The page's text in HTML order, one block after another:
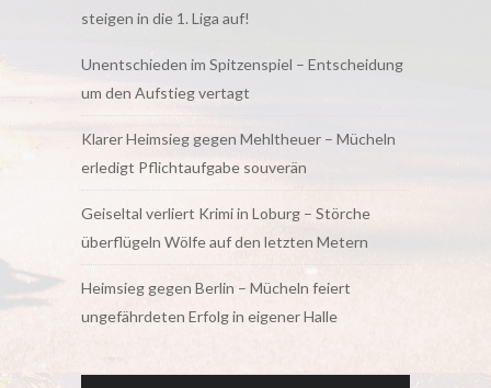
steigen in die 1. Liga auf!
Unentschieden im Spitzenspiel – Entscheidung
um den Aufstieg vertagt
Klarer Heimsieg gegen Mehltheuer – Mücheln
erledigt Pflichtaufgabe souverän
Geiseltal verliert Krimi in Loburg – Störche
überflügeln Wölfe auf den letzten Metern
Heimsieg gegen Berlin – Mücheln feiert
ungefährdeten Erfolg in eigener Halle